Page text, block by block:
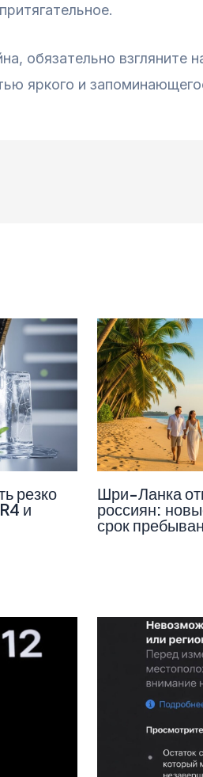
обязательно взгляните
яркого и
резко
и
Шри-Ланка
россиян:
срок